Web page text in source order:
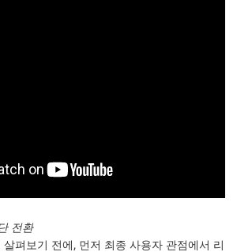
전환
펴보기 전에, 먼저 최종 사용자 관점에서 리